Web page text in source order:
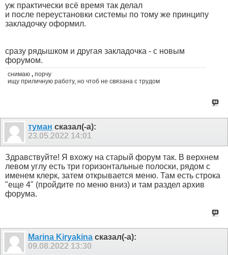
уж практически всё время так делал
и после переустановки системы по тому же принципу
закладочку оформил.
сразу рядышком и другая закладочка - с новым
форумом.
снимаю , порчу
ищу приличную работу, но чтоб не связана с трудом
туман сказал(-а):
23.05.2022 14:01
Здравствуйте! Я вхожу на старый форум так. В верхнем
левом углу есть три горизонтальные полоски, рядом с
именем клерк, затем открывается меню. Там есть строка
"еще 4" (пройдите по меню вниз) и там раздел архив
форума.
Marina Kiryakina сказал(-а):
09.08.2022 13:30